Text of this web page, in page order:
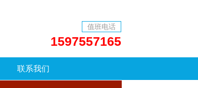
值班电话
1597557165
联系我们